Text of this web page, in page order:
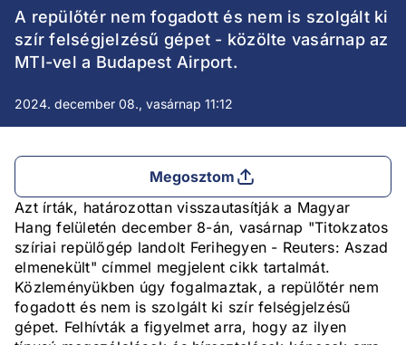
A repülőtér nem fogadott és nem is szolgált ki
szír felségjelzésű gépet - közölte vasárnap az
MTI-vel a Budapest Airport.
2024. december 08., vasárnap 11:12
Megosztom
Azt írták, határozottan visszautasítják a Magyar
Hang felületén december 8-án, vasárnap "Titokzatos
szíriai repülőgép landolt Ferihegyen - Reuters: Aszad
elmenekült" címmel megjelent cikk tartalmát.
Közleményükben úgy fogalmaztak, a repülőtér nem
fogadott és nem is szolgált ki szír felségjelzésű
gépet. Felhívták a figyelmet arra, hogy az ilyen